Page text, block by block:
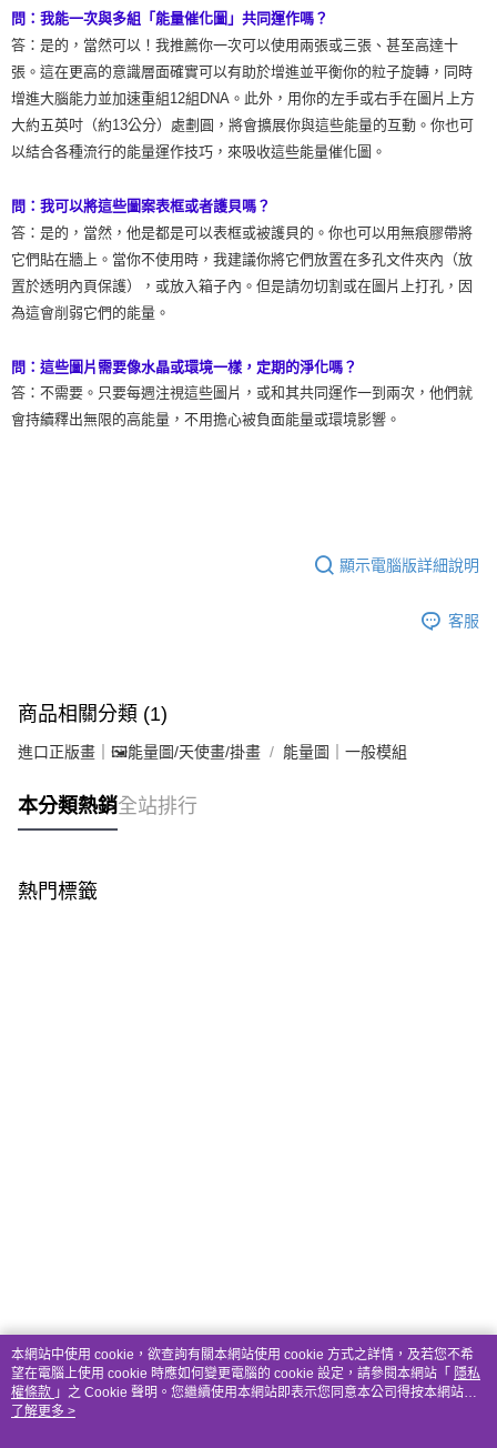
問：我能一次與多組「能量催化圖」共同運作嗎？
答：是的，當然可以！我推薦你一次可以使用兩張或三張、甚至高達十
張。這在更高的意識層面確實可以有助於增進並平衡你的粒子旋轉，同時
增進大腦能力並加速重組12組DNA。此外，用你的左手或右手在圖片上方
大約五英吋（約13公分）處劃圓，將會擴展你與這些能量的互動。你也可
以結合各種流行的能量運作技巧，來吸收這些能量催化圖。
問：我可以將這些圖案表框或者護貝嗎？
答：是的，當然，他是都是可以表框或被護貝的。你也可以用無痕膠帶將
它們貼在牆上。當你不使用時，我建議你將它們放置在多孔文件夾內（放
置於透明內頁保護），或放入箱子內。但是請勿切割或在圖片上打孔，因
為這會削弱它們的能量。
問：這些圖片需要像水晶或環境一樣，定期的淨化嗎？
答：不需要。只要每週注視這些圖片，或和其共同運作一到兩次，他們就
會持續釋出無限的高能量，不用擔心被負面能量或環境影響。
顯示電腦版詳細說明
客服
商品相關分類 (1)
進口正版畫｜🖼️能量圖/天使畫/掛畫 能量圖｜一般模組
本分類熱銷全站排行
熱門標籤
本網站中使用 cookie，欲查詢有關本網站使用 cookie 方式之詳情，及若您不希
望在電腦上使用 cookie 時應如何變更電腦的 cookie 設定，請參閱本網站「 隱私
權條款 」之 Cookie 聲明。您繼續使用本網站即表示您同意本公司得按本網站使
用條款之 Cookie 聲明使用 cookie。
了解更多 >